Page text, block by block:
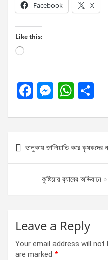
Facebook X
Like this:
Loading…
F
ce
o
M
se
n
g
er
W
at
A
p
ar
Post
navigation
ভালুকায় জালিয়াতি করে কৃষকদের
কুষ্টিয়ায় র‌্যাবের
Leave a Reply
Your email address will not
are marked *